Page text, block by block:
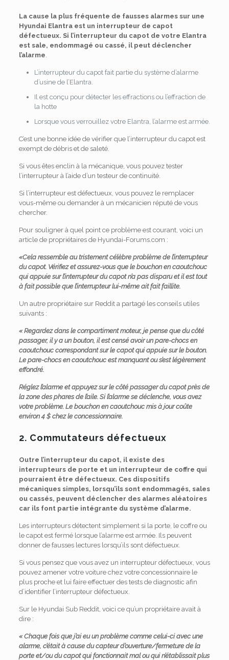
La cause la plus fréquente de fausses alarmes sur une
Hyundai Elantra est un interrupteur de capot
défectueux. Si l’interrupteur du capot de votre Elantra
est sale, endommagé ou cassé, il peut déclencher
l’alarme.
L’interrupteur du capot fait partie du système d’alarme
d’usine de l’Elantra.
Il est conçu pour détecter les effractions ou l’effraction de
la hotte
Lorsque vous verrouillez votre Elantra, l’alarme est armée.
C’est une bonne idée de vérifier que l’interrupteur du capot est
exempt de débris et de saleté.
Si vous êtes enclin à la mécanique, vous pouvez tester
l’interrupteur à l’aide d’un testeur de continuité.
Si l’interrupteur est défectueux, vous pouvez le remplacer
vous-même ou demander à un mécanicien réputé de vous
chercher.
Pour souligner à quel point ce problème est courant, voici un
article de propriétaires de Hyundai-Forums.com :
«Cela ressemble au tristement célèbre problème de l’interrupteur
du capot. Vérifiez et assurez-vous que le bouchon en caoutchouc
qui appuie sur l’interrupteur du capot n’a pas disparu et il est tout
à fait possible que l’interrupteur lui-même ait fait faillite.
Un autre propriétaire sur Reddit a partagé les conseils utiles
suivants :
« Regardez dans le compartiment moteur, je pense que du côté
passager, il y a un bouton, il est censé avoir un pare-chocs en
caoutchouc correspondant sur le capot qui appuie sur le bouton.
Le pare-chocs en caoutchouc est manquant ou s’est légèrement
effondré.
Réglez l’alarme et appuyez sur le côté passager du capot près de
la zone des phares de l’aile. Si l’alarme se déclenche, vous avez
votre problème. Le bouchon en caoutchouc mis à jour coûte
environ 4 $ chez le concessionnaire.
2. Commutateurs défectueux
Outre l’interrupteur du capot, il existe des
interrupteurs de porte et un interrupteur de coffre qui
pourraient être défectueux. Ces dispositifs
mécaniques simples, lorsqu’ils sont endommagés, sales
ou cassés, peuvent déclencher des alarmes aléatoires
car ils font partie intégrante du système d’alarme.
Les interrupteurs détectent simplement si la porte, le coffre ou
le capot est fermé lorsque l’alarme est armée. Ils peuvent
donner de fausses lectures lorsqu’ils sont défectueux.
Si vous pensez que vous avez un interrupteur défectueux, vous
pouvez amener votre voiture chez votre concessionnaire le
plus proche et lui faire effectuer des tests de diagnostic afin
d’identifier l’interrupteur défectueux.
Sur le Hyundai Sub Reddit, voici ce qu’un propriétaire avait à
dire :
« Chaque fois que j’ai eu un problème comme celui-ci avec une
alarme, c’était à cause du capteur d’ouverture/fermeture de la
porte et/ou du capot qui fonctionnait mal ou qui n’établissait plus